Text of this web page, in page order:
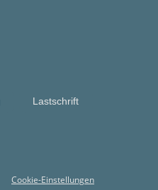
Lastschrift
Cookie-Einstellungen